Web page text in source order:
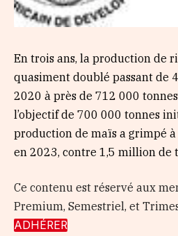
En trois ans, la production de
quasiment doublé passant de
2020 à près de 712 000
l’objectif de 700 000 tonnes
production de maïs a grimpé
en 2023, contre 1,5 million de
Ce contenu est réservé aux
Premium, Semestriel, et
ADHÉRER